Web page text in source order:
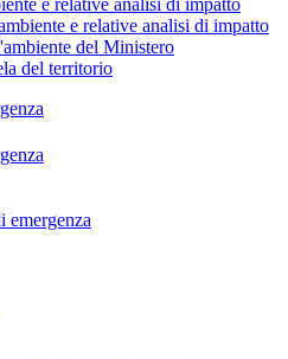
e relative analisi di impatto
del Ministero
del territorio
emergenza